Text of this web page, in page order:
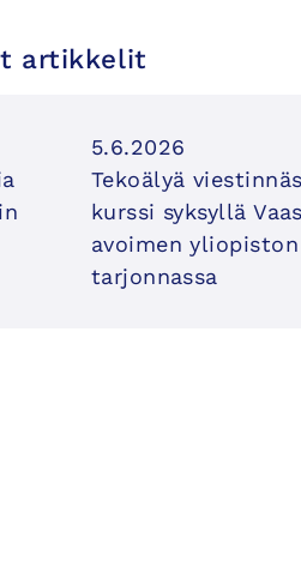
artikkelit
5.6.2026
Tekoälyä
kurssi syksyllä
avoimen yliopiston
tarjonnassa